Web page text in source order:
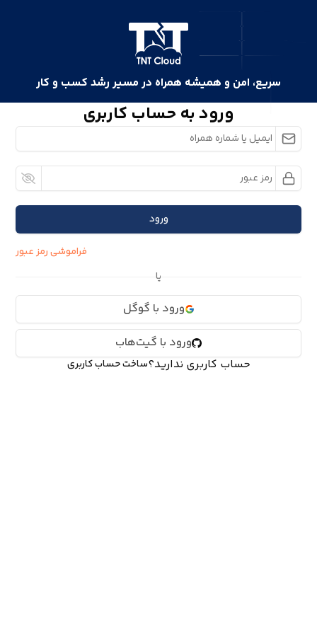
ورود به حساب کاربری
ورود
فراموشی رمز عبور
ورود با گوگل
ورود با گیت‌هاب
حساب کاربری ندارید؟ساخت حساب کاربری
سریع، امن و همیشه همراه در مسیر رشد کسب و کار